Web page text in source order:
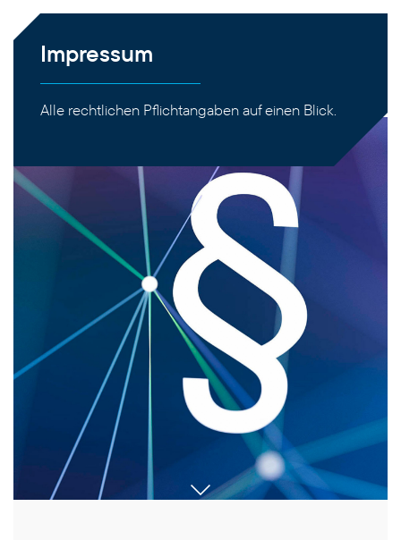
Impressum
Alle rechtlichen Pflichtangaben auf einen Blick.